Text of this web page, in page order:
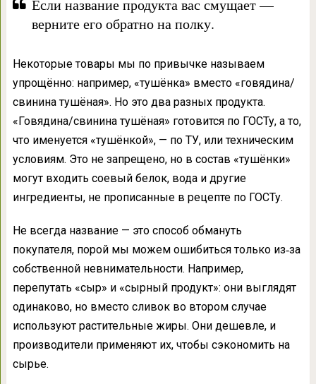
Если название продукта вас смущает —
верните его обратно на полку.
Некоторые товары мы по привычке называем
упрощённо: например, «тушёнка» вместо «говядина/
свинина тушёная». Но это два разных продукта.
«Говядина/свинина тушёная» готовится по ГОСТу, а то,
что именуется «тушёнкой», — по ТУ, или техническим
условиям. Это не запрещено, но в состав «тушёнки»
могут входить соевый белок, вода и другие
ингредиенты, не прописанные в рецепте по ГОСТу.
Не всегда название — это способ обмануть
покупателя, порой мы можем ошибиться только из‑за
собственной невнимательности. Например,
перепутать «сыр» и «сырный продукт»: они выглядят
одинаково, но вместо сливок во втором случае
используют растительные жиры. Они дешевле, и
производители применяют их, чтобы сэкономить на
сырье.